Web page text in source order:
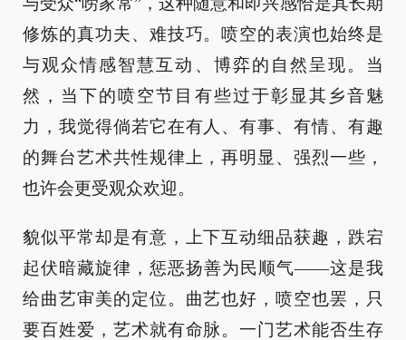
修炼的真功夫、难技巧。喷空的表演也始终是
与观众情感智慧互动、博弈的自然呈现。当
然，当下的喷空节目有些过于彰显其乡音魅
力，我觉得倘若它在有人、有事、有情、有趣
的舞台艺术共性规律上，再明显、强烈一些，
也许会更受观众欢迎。
貌似平常却是有意，上下互动细品获趣，跌宕
起伏暗藏旋律，惩恶扬善为民顺气——这是我
给曲艺审美的定位。曲艺也好，喷空也罢，只
要百姓爱，艺术就有命脉。一门艺术能否生存